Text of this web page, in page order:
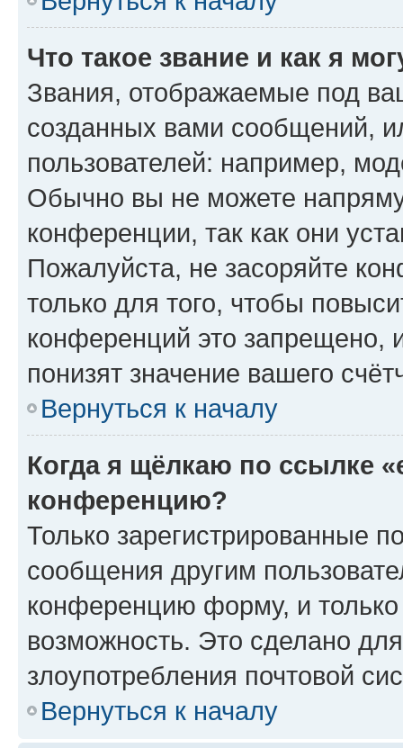
Что такое звание и как я
Звания, отображаемые под
созданных вами сообщений,
пользователей: например,
Обычно вы не можете
конференции, так как они
Пожалуйста, не засоряйте
только для того, чтобы
конференций это запрещено,
понизят значение вашего
Вернуться к началу
Когда я щёлкаю по ссылке
конференцию?
Только зарегистрированные
сообщения другим
конференцию форму, и
возможность. Это сделано
злоупотребления почтовой
Вернуться к началу